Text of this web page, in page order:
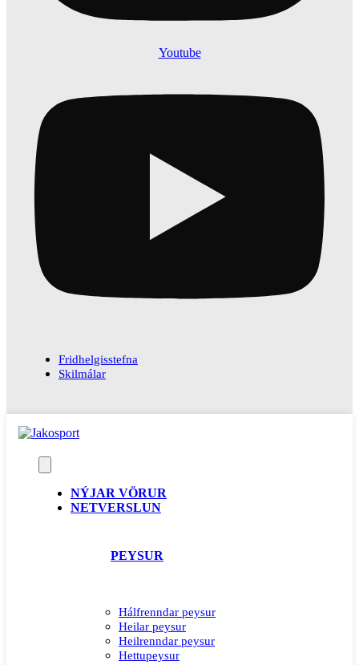
Youtube
Fridhelgisstefna
Skilmálar
NÝJAR VÖRUR
NETVERSLUN
PEYSUR
Hálfrenndar peysur
Heilar peysur
Heilrenndar peysur
Hettupeysur